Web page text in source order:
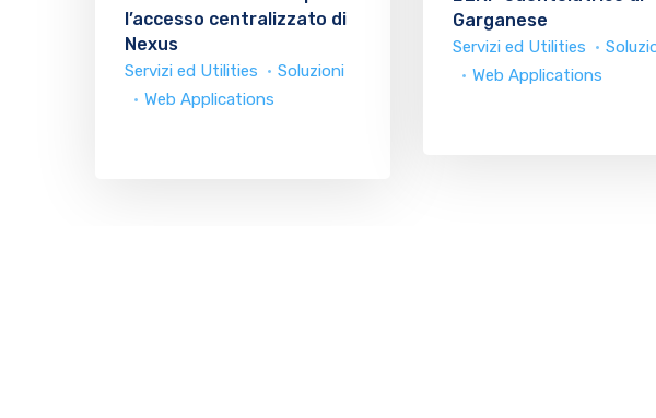
l’accesso centralizzato di
Nexus
Servizi ed Utilities
Soluzioni
Web Applications
Garganese
Servizi ed Utilities
Web Applications